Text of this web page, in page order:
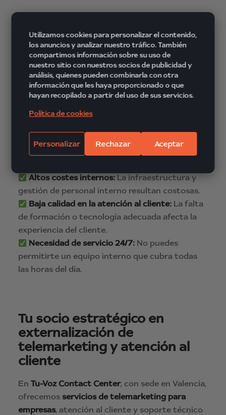
¿Cuándo es el momento
adecuado para externalizar tu
Contact Center?
Si tu empresa experimenta alguna de estas
contact centeres la mejor opción:
ha aumentado y necesitas gestionar más
Altos costes internos: La infraestructura y
gestión de personal interno resultan costosas.
Baja calidad en la atención al cliente: La falta
de formación o tecnología adecuada afecta la
experiencia del cliente.
Necesidad de servicio 24/7: No puedes
permitirte un equipo interno que cubra todas
las horas del día.
Tu socio estratégico en
externalización de
telemarketing y atención al
cliente
En Tu-Voz Contact Center, con sede en Valencia,
ofrecemos servicios de telemarketing para
empresas, atención al cliente y soporte técnico
Utilizamos cookies para personalizar el contenido,
los anuncios y analizar nuestro tráfico. También
compartimos información sobre su uso de
nuestro sitio con nuestros socios de publicidad y
análisis, quienes pueden combinarla con otra
información que les haya proporcionado o que
hayan recopilado a partir del uso de sus servicios.
Política de cookies
Personalizar Rechazar Aceptar